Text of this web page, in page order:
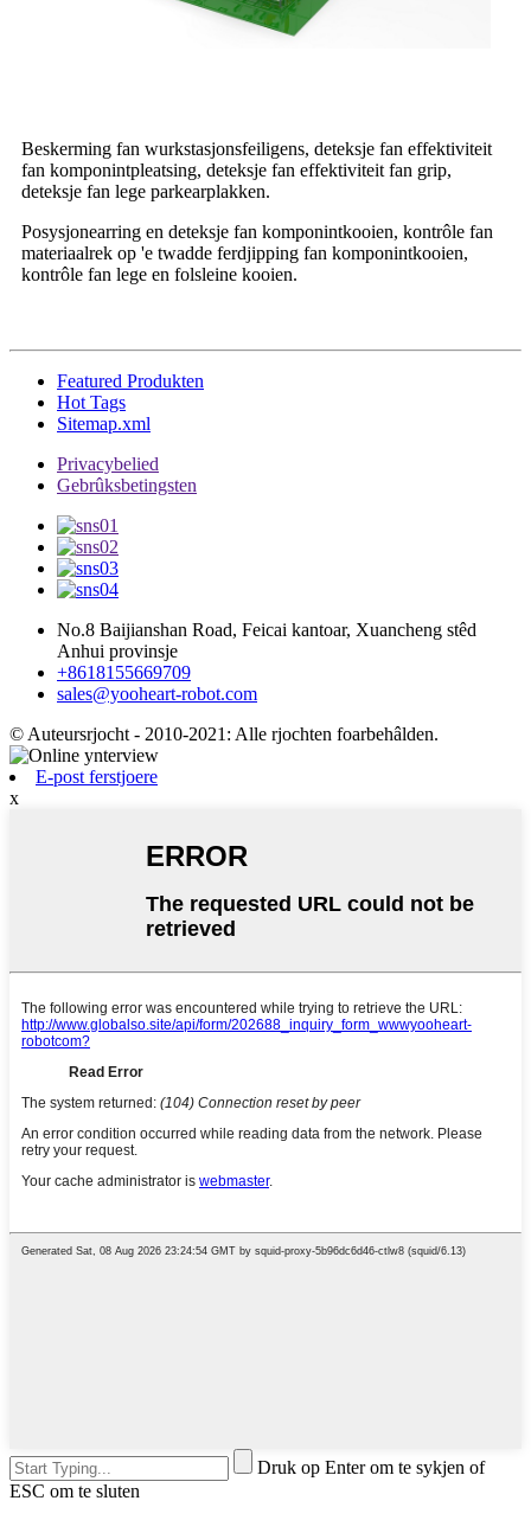
Beskerming fan wurkstasjonsfeiligens, deteksje fan effektiviteit
fan komponintpleatsing, deteksje fan effektiviteit fan grip,
deteksje fan lege parkearplakken.
Posysjonearring en deteksje fan komponintkooien, kontrôle fan
materiaalrek op 'e twadde ferdjipping fan komponintkooien,
kontrôle fan lege en folsleine kooien.
Featured Produkten
Hot Tags
Sitemap.xml
Privacybelied
Gebrûksbetingsten
No.8 Baijianshan Road, Feicai kantoar, Xuancheng stêd
Anhui provinsje
+8618155669709
sales@yooheart-robot.com
© Auteursrjocht - 2010-2021: Alle rjochten foarbehâlden.
E-post ferstjoere
x
Druk op Enter om te sykjen of
ESC om te sluten